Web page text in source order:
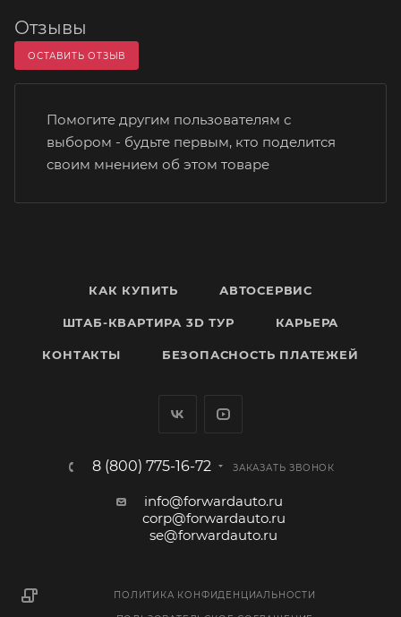
Отзывы
ОСТАВИТЬ ОТЗЫВ
Помогите другим пользователям с
выбором - будьте первым, кто поделится
своим мнением об этом товаре
КАК КУПИТЬ АВТОСЕРВИС
ШТАБ-КВАРТИРА 3D ТУР КАРЬЕРА
КОНТАКТЫ БЕЗОПАСНОСТЬ ПЛАТЕЖЕЙ
8 (800) 775-16-72 ЗАКАЗАТЬ ЗВОНОК
info@forwardauto.ru
corp@forwardauto.ru
se@forwardauto.ru
ПОЛИТИКА КОНФИДЕНЦИАЛЬНОСТИ